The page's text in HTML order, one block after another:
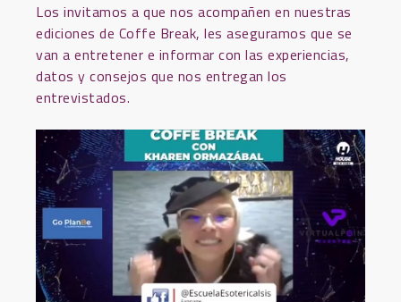
Los invitamos a que nos acompañen en nuestras
ediciones de Coffe Break, les aseguramos que se
van a entretener e informar con las experiencias,
datos y consejos que nos entregan los
entrevistados.